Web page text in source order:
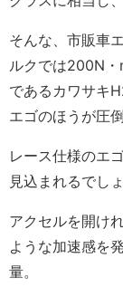
そんな、市販車
ルクでは200N
であるカワサキ
エゴのほうが圧
レース仕様のエ
見込まれるでしょ
アクセルを開け
ような加速感を
量。